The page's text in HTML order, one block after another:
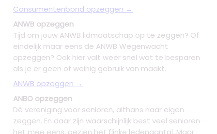
Consumentenbond opzeggen →
ANWB opzeggen
Tijd om jouw ANWB lidmaatschap op te zeggen? Of
eindelijk maar eens de ANWB Wegenwacht
opzeggen? Ook hier valt weer snel wat te besparen
als je er geen of weinig gebruik van maakt.
ANWB opzeggen →
ANBO opzeggen
Dé vereniging voor senioren, althans naar eigen
zeggen. En daar zijn waarschijnlijk best veel senioren
het mee eens, gezien het flinke ledenaantal. Maar